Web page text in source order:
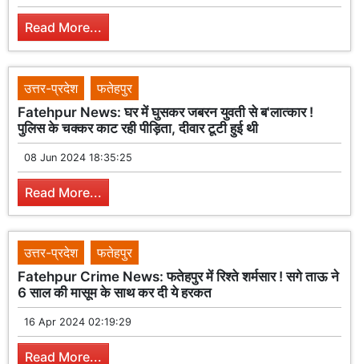
Read More...
उत्तर-प्रदेश
फतेहपुर
Fatehpur News: घर में घुसकर जबरन युवती से ब'लात्कार !
पुलिस के चक्कर काट रही पीड़िता, दीवार टूटी हुई थी
08 Jun 2024 18:35:25
Read More...
उत्तर-प्रदेश
फतेहपुर
Fatehpur Crime News: फतेहपुर में रिश्ते शर्मसार ! सगे ताऊ ने
6 साल की मासूम के साथ कर दी ये हरकत
16 Apr 2024 02:19:29
Read More...